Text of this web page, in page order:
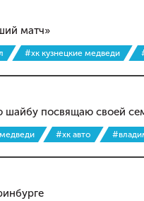
матч»
#хк кузнецкие медведи
посвящаю своей
#хк авто